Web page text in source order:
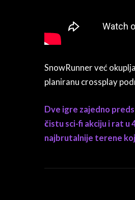
SnowRunner već
planiranu crossplay
Dve igre zajedno
čistu sci-fi akciju i rat u
najbrutalnije terene